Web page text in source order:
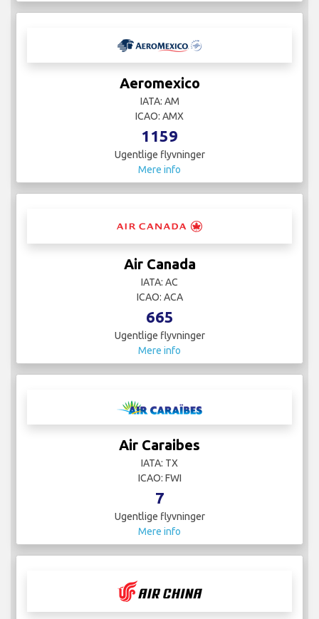
Aeromexico
IATA: AM
ICAO: AMX
1159
Ugentlige flyvninger
Mere info
Air Canada
IATA: AC
ICAO: ACA
665
Ugentlige flyvninger
Mere info
Air Caraibes
IATA: TX
ICAO: FWI
7
Ugentlige flyvninger
Mere info